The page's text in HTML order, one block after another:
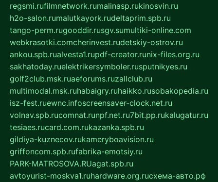
regsmi.rufilmnetwork.rumalinasp.rukinosvin.ru
h2o-salon.rumalutkayork.rudeltaprim.spb.ru
tango-perm.rugooddir.rusgv.sumultiki-online.com
webkrasotki.comcherinvest.rudetskiy-ostrov.ru
ankou.spb.rualvesta1.rupdf-creator.runix-files.org.ru
sakhatoday.ruelektrikersymboler.rusputnikyes.ru
golf2club.msk.ruaeforums.ruzallclub.ru
multimodal.msk.ruhabaigry.ruhaikko.rusobakopedia.ru
isz-fest.ruewnc.infoscreensaver-clock.net.ru
volnav.spb.rucomnat.runpf.net.ru7bit.pp.rukalugatur.ru
tesiaes.rucard.com.rukazanka.spb.ru
gildiya-kuznecov.rukameryboavision.ru
griffoncom.spb.rufabrika-emotsiy.ru
PARK-MATROSOVA.RUagat.spb.ru
avtoyurist-moskva1.ruhardware.org.ruсхема-авто.рф